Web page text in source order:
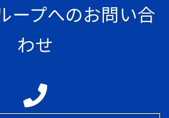
ープへのお問い合
わせ